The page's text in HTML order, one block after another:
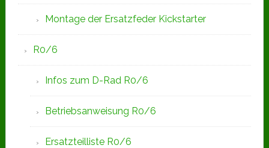
Montage der Ersatzfeder Kickstarter
R0/6
Infos zum D-Rad R0/6
Betriebsanweisung R0/6
Ersatzteilliste R0/6